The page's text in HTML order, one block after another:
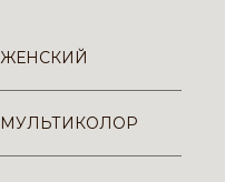
ЖЕНСКИЙ
МУЛЬТИКОЛОР